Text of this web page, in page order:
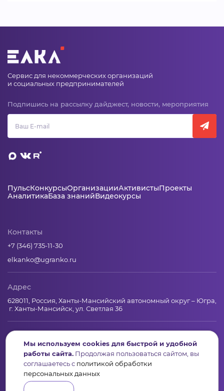
Сервис для некоммерческих организаций
и социальных предпринимателей
Подпишись на рассылку дайджест, новости, мероприятия
ПульсКонкурсыОрганизацииАктивистыПроекты
АналитикаБаза знанийВидеокурсы
Контакты
+7 (346) 735-11-30
elkanko@ugranko.ru
Адрес
628011, Россия, Ханты-Мансийский автономный округ – Югра,
г. Ханты-Мансийск, ул. Светлая 36
Юридическая информация
Региональный грантооператор Фонд «Центр гражданских и
социальных инициатив Югры»
Юридический и почтовый адрес: 628011, Ханты-Мансийск,
ул.Светлая, 36
Мы используем cookies для быстрой и удобной
работы сайта. Продолжая пользоваться сайтом, вы
соглашаетесь с политикой обработки
персональных данных